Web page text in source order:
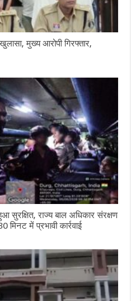
मुख्य आरोपी गिरफ्तार,
राज्य बाल अधिकार संरक्षण
में प्रभावी कार्रवाई